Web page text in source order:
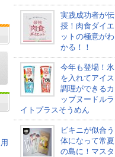
実践成功者が伝
授！肉食ダイエ
ットの極意がわ
かる！！
今年も登場！氷
を入れてアイス
調理ができるカ
ップヌードルラ
イトプラスそうめん
ビキニが似合う
体になって常夏
の島に！マスタ